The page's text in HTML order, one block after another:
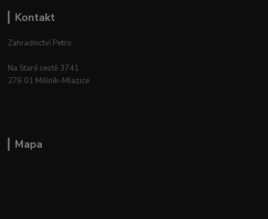
Kontakt
Zahradnictví Petro
Na Staré cestě 3741
276 01 Mělník–Mlazice
Mapa